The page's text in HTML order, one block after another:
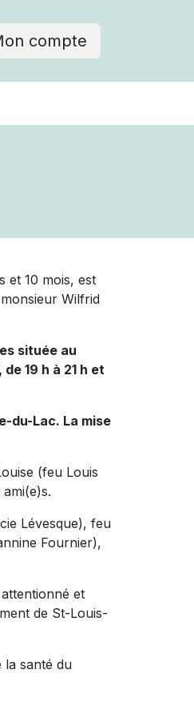
compte
et 10 mois, est
Wilfrid
située au
19 h à 21 h et
du-Lac. La mise
(feu Louis
Lévesque), feu
Fournier),
et
de St-Louis-
la santé du